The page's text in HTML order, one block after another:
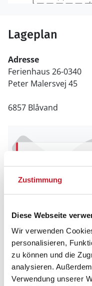
Zustimmung
Diese Webseite
Wir verwenden
personalisieren,
zu können und die
analysieren.
Verwendung unserer
Lageplan
Adresse
Ferienhaus 26-0340
Peter Malersvej 45
6857 Blåvand
In Ihrem
Skriptblocker/
verhindert. Um
oder
Hinweis:
haben, können
welche